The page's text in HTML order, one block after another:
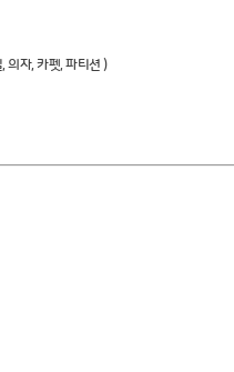
의자, 카펫, 파티션 )